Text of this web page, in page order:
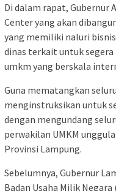
Di dalam rapat, Gubernur
Center yang akan
yang memiliki naluri
dinas terkait untuk
umkm yang berskala
Guna mematangkan
menginstruksikan untuk
dengan mengundang
perwakilan UMKM
Provinsi Lampung.
Sebelumnya, Gubernur
Badan Usaha Milik